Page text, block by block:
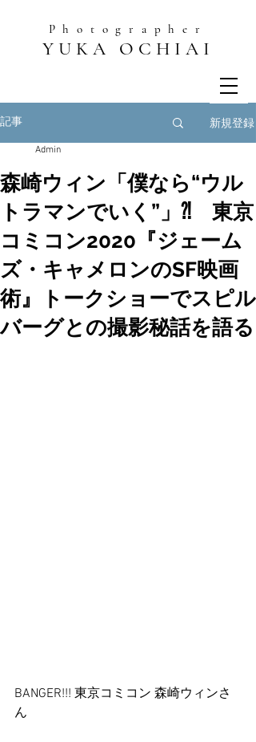
Photographer
YUKA OCHIAI
記事 新規登録
森崎ウィン「僕なら“ウル
トラマンでいく”」⁈ 東京
コミコン2020『ジェーム
ズ・キャメロンのSF映画
術』トークショーでスピル
バーグとの撮影秘話を語る
Admin
BANGER!!! 東京コミコン 森崎ウィンさ
ん